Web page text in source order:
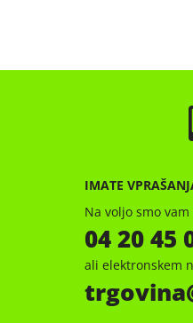
IMATE
Na voljo smo
04 20 45
ali elektronskem
trgovina